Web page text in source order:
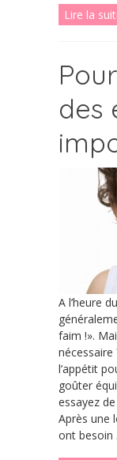
Lire la
des
A l’heure
faim !».
l’appétit
goûter
essayez
Après une
ont besoin